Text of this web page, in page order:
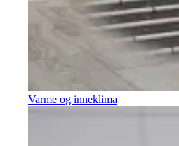
Varme og inneklima